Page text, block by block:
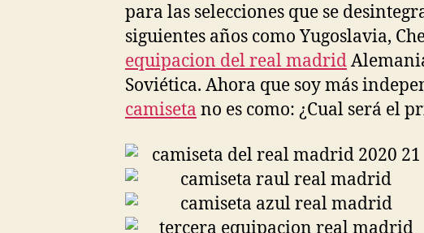
para las selecciones que se
siguientes años como Yugoslavia,
equipacion del real madrid
Soviética. Ahora que soy más
camiseta no es como: ¿Cual será el